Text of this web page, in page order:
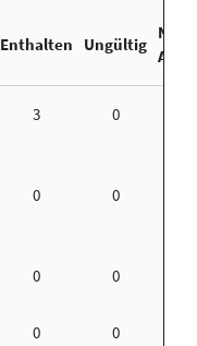
Enthalten Ungültig
Nicht
3 0
0 0
0 0
0 0